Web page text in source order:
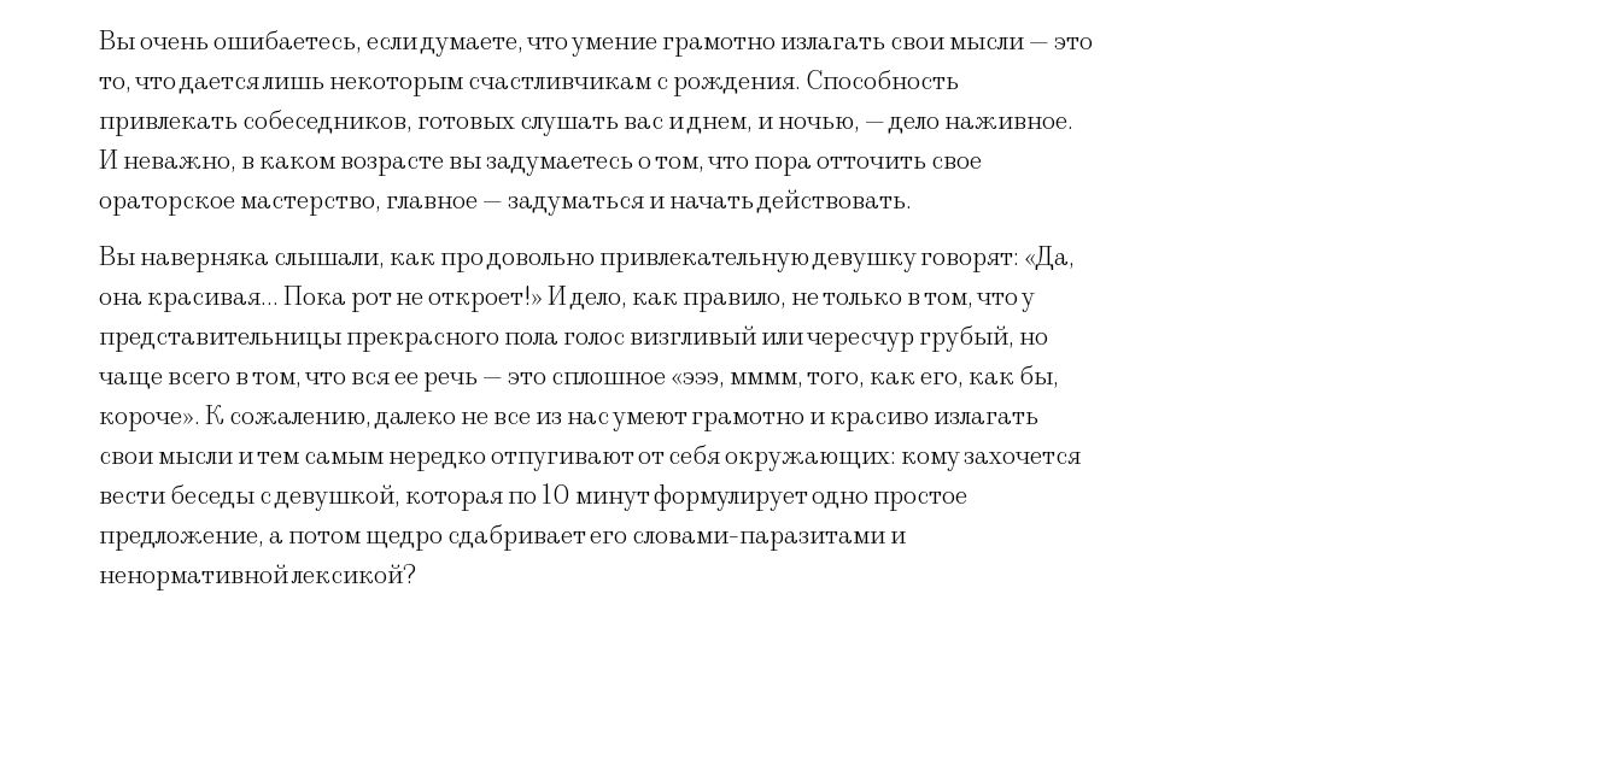
Вы очень ошибаетесь, если думаете, что умение грамотно излагать свои мысли — это
то, что дается лишь некоторым счастливчикам с рождения. Способность
привлекать собеседников, готовых слушать вас и днем, и ночью, — дело наживное.
И неважно, в каком возрасте вы задумаетесь о том, что пора отточить свое
ораторское мастерство, главное — задуматься и начать действовать.
Вы наверняка слышали, как про довольно привлекательную девушку говорят: «Да,
она красивая… Пока рот не откроет!» И дело, как правило, не только в том, что у
представительницы прекрасного пола голос визгливый или чересчур грубый, но
чаще всего в том, что вся ее речь — это сплошное «эээ, мммм, того, как его, как бы,
короче». К сожалению, далеко не все из нас умеют грамотно и красиво излагать
свои мысли и тем самым нередко отпугивают от себя окружающих: кому захочется
вести беседы с девушкой, которая по 10 минут формулирует одно простое
предложение, а потом щедро сдабривает его словами-паразитами и
ненормативной лексикой?